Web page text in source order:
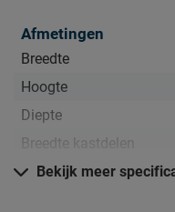
Afmetingen
Breedte
Hoogte
Diepte
Breedte kastdelen
MaatBekijk meer